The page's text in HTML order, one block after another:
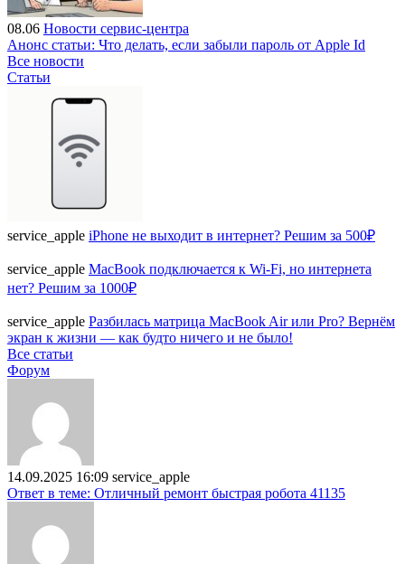
08.06 Новости сервис-центра
Анонс статьи: Что делать, если забыли пароль от Apple Id
Все новости
Статьи
service_apple iPhone не выходит в интернет? Решим за 500₽
service_apple MacBook подключается к Wi-Fi, но интернета
нет? Решим за 1000₽
service_apple Разбилась матрица MacBook Air или Pro? Вернём
экран к жизни — как будто ничего и не было!
Все статьи
Форум
14.09.2025 16:09 service_apple
Ответ в теме: Отличный ремонт быстрая робота 41135